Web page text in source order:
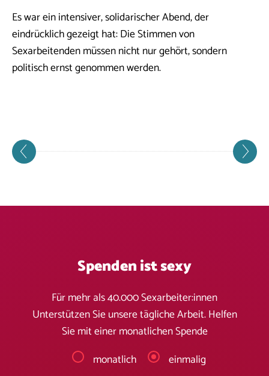
Es war ein intensiver, solidarischer Abend, der
eindrücklich gezeigt hat: Die Stimmen von
Sexarbeitenden müssen nicht nur gehört, sondern
politisch ernst genommen werden.
Spenden ist sexy
Für mehr als 40.000 Sexarbeiter:innen
Unterstützen Sie unsere tägliche Arbeit. Helfen
Sie mit einer monatlichen Spende
monatlich
einmalig